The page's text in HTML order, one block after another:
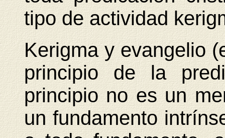
tipo de actividad
Kerigma y evangelio
principio de la
principio no es un
un fundamento